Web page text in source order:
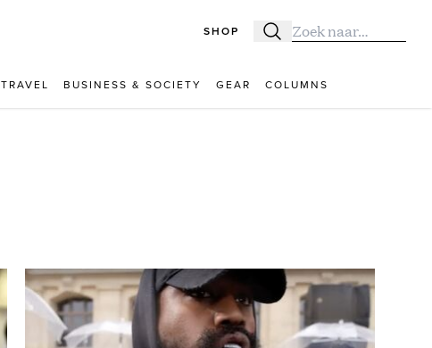
SHOP Zoeken
Zoek naar:
TRAVEL BUSINESS & SOCIETY GEAR COLUMNS